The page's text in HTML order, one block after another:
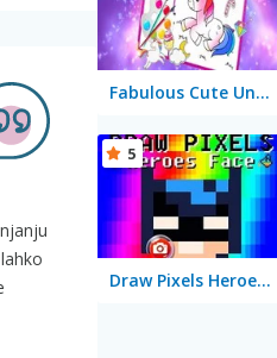
Fabulous Cute Unicorn: Coloring Book
Draw Pixels Heroes Face
5